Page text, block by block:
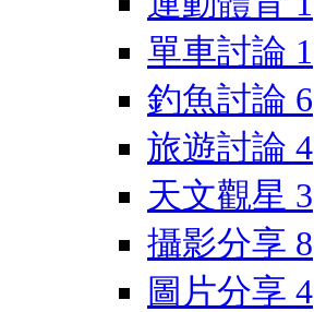
單車討論 1
釣魚討論 6
旅遊討論 4
天文觀星 3
攝影分享 8
圖片分享 4